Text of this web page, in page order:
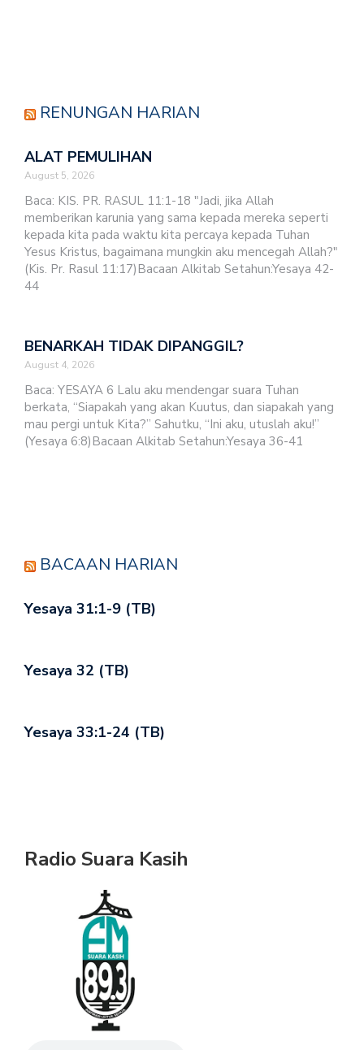
RENUNGAN HARIAN
ALAT PEMULIHAN
August 5, 2026
Baca: KIS. PR. RASUL 11:1-18 "Jadi, jika Allah
memberikan karunia yang sama kepada mereka seperti
kepada kita pada waktu kita percaya kepada Tuhan
Yesus Kristus, bagaimana mungkin aku mencegah Allah?"
(Kis. Pr. Rasul 11:17)Bacaan Alkitab Setahun:Yesaya 42-
44
BENARKAH TIDAK DIPANGGIL?
August 4, 2026
Baca: YESAYA 6 Lalu aku mendengar suara Tuhan
berkata, “Siapakah yang akan Kuutus, dan siapakah yang
mau pergi untuk Kita?” Sahutku, “Ini aku, utuslah aku!”
(Yesaya 6:8)Bacaan Alkitab Setahun:Yesaya 36-41
BACAAN HARIAN
Yesaya 31:1-9 (TB)
Yesaya 32 (TB)
Yesaya 33:1-24 (TB)
Radio Suara Kasih